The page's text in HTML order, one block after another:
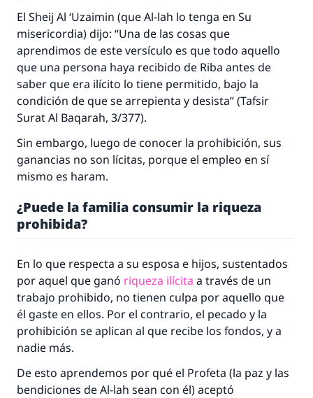
El Sheij Al ‘Uzaimin (que Al-lah lo tenga en Su
misericordia) dijo: “Una de las cosas que
aprendimos de este versículo es que todo aquello
que una persona haya recibido de Riba antes de
saber que era ilícito lo tiene permitido, bajo la
condición de que se arrepienta y desista” (Tafsir
Surat Al Baqarah, 3/377).
Sin embargo, luego de conocer la prohibición, sus
ganancias no son lícitas, porque el empleo en sí
mismo es haram.
¿Puede la familia consumir la riqueza
prohibida?
En lo que respecta a su esposa e hijos, sustentados
por aquel que ganó riqueza ilícita a través de un
trabajo prohibido, no tienen culpa por aquello que
él gaste en ellos. Por el contrario, el pecado y la
prohibición se aplican al que recibe los fondos, y a
nadie más.
De esto aprendemos por qué el Profeta (la paz y las
bendiciones de Al-lah sean con él) aceptó
matrimonio.
Desde la Q hasta la A, su contribución ayuda a
IslamQA.
"Una persona que orienta a otros a hacer el
bien obtendrá la misma recompensa que
aquellos que lo realicen."